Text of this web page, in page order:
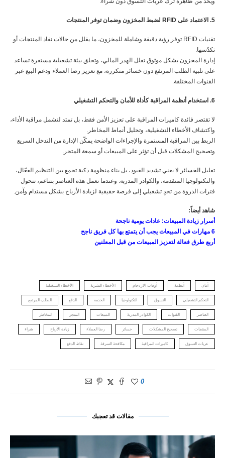
5. الاعتماد على RFID لضبط المخزون وضمان توفر المنتجات
تقنيات RFID توفر رؤية دقيقة وشاملة للمخزون، ما يقلل من حالات نفاد المنتجات أو
تكدّسها.
إدارة المخزون بشكل موثوق تقلل الهدر المالي، وتخلق بيئة تشغيلية مستقرة تساعد
على تلبية الطلب المرتفع دون خسائر متكررة، مع تعزيز رضا العملاء ودعم البيع عبر
القنوات المختلفة.
6. استخدام أنظمة المراقبة كأداة للأمان والتحكم التشغيلي
لا تقتصر فائدة كاميرات المراقبة على تعزيز الأمن فقط، بل تمتد لتشمل مراقبة الأداء،
واكتشاف الأخطاء التشغيلية، وتحليل أنماط المخاطر.
الربط بين المراقبة المستمرة والإجراءات الواضحة يمكّن الإدارة من التدخل السريع
وتصحيح المشكلات قبل أن تؤثر على المبيعات أو سمعة المتجر.
تقليل الخسائر لا يعني تشديد القيود، بل بناء منظومة ذكية تجمع بين التنظيم الفعّال،
والتكنولوجيا المتقدمة، والكوادر المدربة. وعندما تعمل هذه العناصر بتناغم، تتحول
فترات الذروة من تحدٍ تشغيلي إلى فرصة حقيقية لزيادة الأرباح بشكل مستدام وآمن.
شاهد أيضاً:
أسرار زيادة المبيعات: عادات يومية ناجحة
6 مهارات في المبيعات يجب أن يتمتع بها كل فريق ناجح
أربع طرق فعالة لتعزيز المبيعات من قبل المعلنين
أمان أنظمة أوقات الازدحام الأخطاء البشرية الأخطاء التشغيلية
التحكم التشغيلي التسوق التكنولوجيا الخدمة الدفع الطلب المرتفع
العناصر القنوات الكوادر المدربة المبيعات المتجر المخاطر
المنتجات تصحيح المشكلات خسائر رضا العملاء زيادة الأرباح شراء
عربات التسوق كاميرات المراقبة مكافحة السرقة نقاط الدفع
0
مقالات قد تعجبك